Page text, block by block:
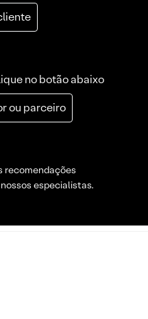
no botão abaixo
ou parceiro
recomendações
especialistas.